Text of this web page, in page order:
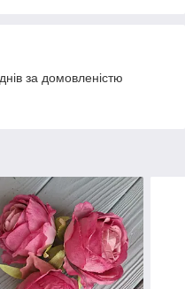
за домовленістю